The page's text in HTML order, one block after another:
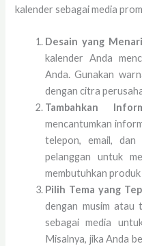
kalender sebagai media
Desain yang
kalender Anda
Anda. Gunakan
dengan citra
Tambahkan
mencantumkan
telepon, email, dan
pelanggan untuk
membutuhkan
Pilih Tema yang
dengan musim atau
sebagai media
Misalnya, jika Anda